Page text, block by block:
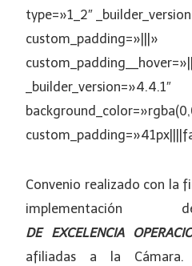
type=»1_2″
custom_padding=»|||»
_builder_version=»4.4.1″
Convenio realizado con la
DE
EXCELENCIA
afiliadas a la